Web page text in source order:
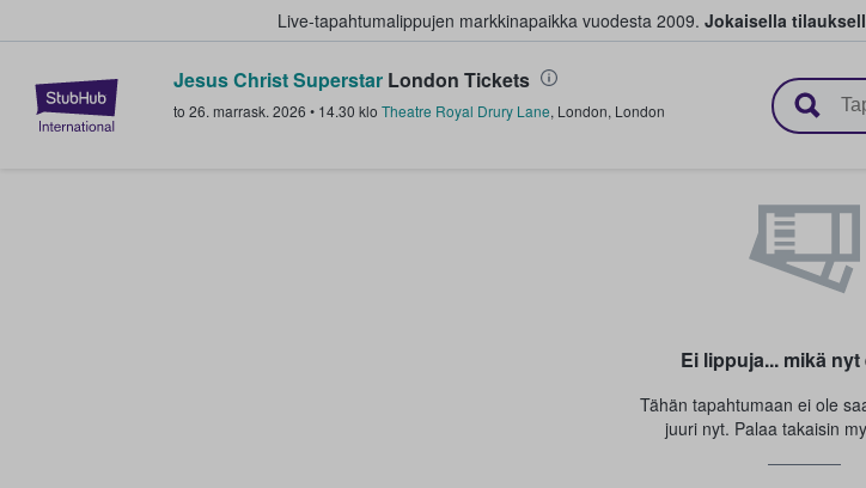
Live-tapahtumalippujen markkinapaikka vuodesta 2009. Jokaisella
StubHub - missä fanit ostavat ja myyvät lippuja
Jesus Christ Superstar London Tickets
to 26. marrask. 2026 • 14.30 klo Theatre Royal Drury Lane, London, London
Ei lippuja... mikä nyt
Tähän tapahtumaan ei ole
juuri nyt. Palaa takaisin